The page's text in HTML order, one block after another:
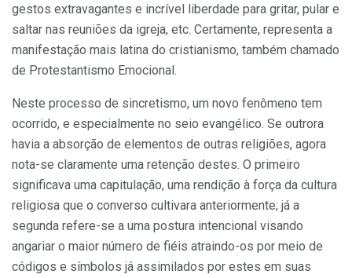
gestos extravagantes e incrível liberdade para gritar, pular e
saltar nas reuniões da igreja, etc. Certamente, representa a
manifestação mais latina do cristianismo, também chamado
de Protestantismo Emocional.
Neste processo de sincretismo, um novo fenômeno tem
ocorrido, e especialmente no seio evangélico. Se outrora
havia a absorção de elementos de outras religiões, agora
nota-se claramente uma retenção destes. O primeiro
significava uma capitulação, uma rendição à força da cultura
religiosa que o converso cultivara anteriormente; já a
segunda refere-se a uma postura intencional visando
angariar o maior número de fiéis atraindo-os por meio de
códigos e símbolos já assimilados por estes em suas